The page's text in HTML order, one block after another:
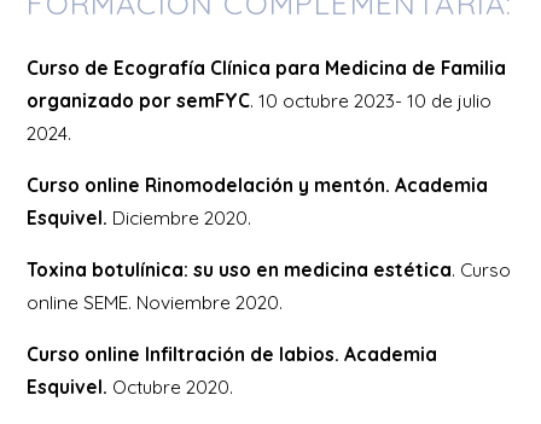
Curso de Ecografía Clínica para Medicina de Familia
organizado por semFYC. 10 octubre 2023- 10 de julio
2024.
Curso online Rinomodelación y mentón. Academia
Esquivel. Diciembre 2020.
Toxina botulínica: su uso en medicina estética. Curso
online SEME. Noviembre 2020.
Curso online Infiltración de labios. Academia
Esquivel. Octubre 2020.